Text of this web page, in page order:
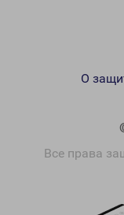
Все права
О